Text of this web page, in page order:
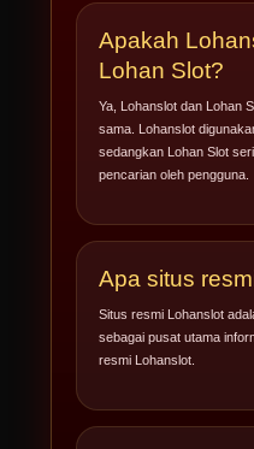
Apakah
Lohan Slot?
Ya, Lohanslot dan Lohan
sama. Lohanslot
sedangkan Lohan Slot
pencarian oleh pengguna.
Apa situs
Situs resmi Lohanslot
sebagai pusat utama
resmi Lohanslot.